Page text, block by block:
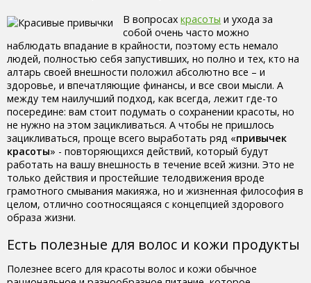
В вопросахкрасоты и ухода за
собой очень часто можно
наблюдать впадание в крайности, поэтому есть немало
людей, полностью себя запустивших, но полно и тех, кто на
алтарь своей внешности положил абсолютно все – и
здоровье, и впечатляющие финансы, и все свои мысли. А
между тем наилучший подход, как всегда, лежит где-то
посередине: вам стоит подумать о сохранении красоты, но
не нужно на этом зацикливаться. А чтобы не пришлось
зацикливаться, проще всего выработать ряд «привычек
красоты» - повторяющихся действий, который будут
работать на вашу внешность в течение всей жизни. Это не
только действия и простейшие телодвижения вроде
грамотного смывания макияжа, но и жизненная философия в
целом, отлично соотносящаяся с концепцией здорового
образа жизни.
Есть полезные для волос и кожи продукты
Полезнее всего для красоты волос и кожи обычное